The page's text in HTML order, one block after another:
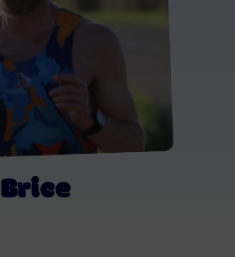
Brice